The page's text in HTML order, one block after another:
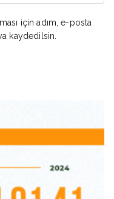
için adım, e-posta
kaydedilsin.